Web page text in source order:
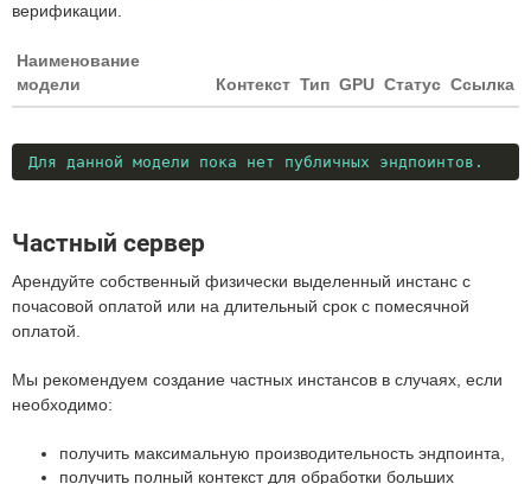
верификации.
Наименование
модели
Контекст Тип GPU Статус Ссылка
Для данной модели пока нет публичных эндпоинтов.
Частный сервер
Арендуйте собственный физически выделенный инстанс с
почасовой оплатой или на длительный срок с помесячной
оплатой.
Мы рекомендуем создание частных инстансов в случаях, если
необходимо:
получить максимальную производительность эндпоинта,
получить полный контекст для обработки больших